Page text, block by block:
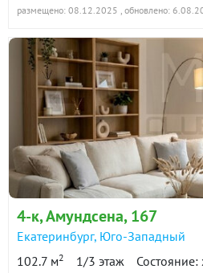
размещено: 08.12.2025 , обновлено:
4-к, Амундсена, 167
Екатеринбург, Юго-Западный
102.7 м2 1/3 этаж